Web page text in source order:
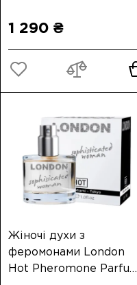
1 290 ₴
Жіночі духи з
феромонами London
Hot Pheromone Parfum,